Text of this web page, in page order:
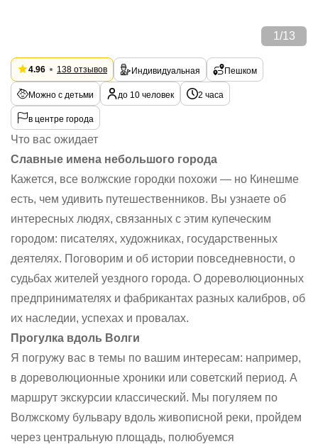
1 /13
4.96 138 отзывов Индивидуальная Пешком
Можно с детьми до 10 человек 2 часа
в центре города
Что вас ожидает
Славные имена небольшого города
Кажется, все волжские городки похожи — но Кинешме
есть, чем удивить путешественников. Вы узнаете об
интересных людях, связанных с этим купеческим
городом: писателях, художниках, государственных
деятелях. Поговорим и об истории повседневности, о
судьбах жителей уездного города. О дореволюционных
предпринимателях и фабрикантах разных калибров, об
их наследии, успехах и провалах.
Прогулка вдоль Волги
Я погружу вас в темы по вашим интересам: например,
в дореволюционные хроники или советский период. А
маршрут экскурсии классический. Мы погуляем по
Волжскому бульвару вдоль живописной реки, пройдем
через центральную площадь, полюбуемся